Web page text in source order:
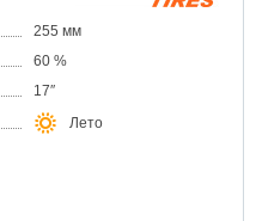
255 мм
60 %
17″
Лето